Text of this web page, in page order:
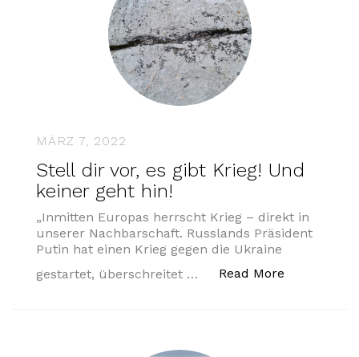
MÄRZ 7, 2022
Stell dir vor, es gibt Krieg! Und
keiner geht hin!
„Inmitten Europas herrscht Krieg – direkt in
unserer Nachbarschaft. Russlands Präsident
Putin hat einen Krieg gegen die Ukraine
gestartet, überschreitet …
Read More